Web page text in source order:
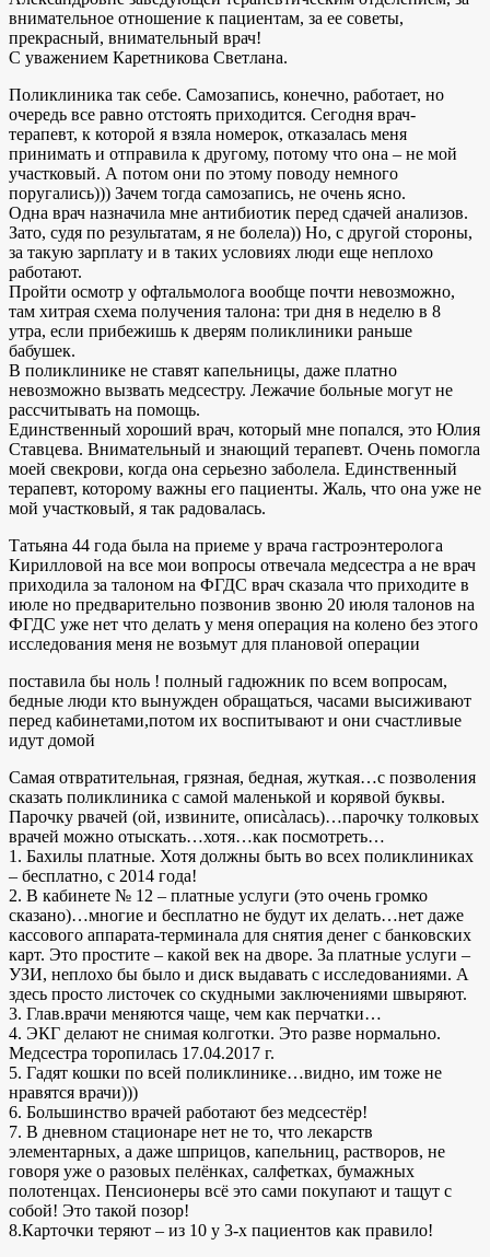
внимательное отношение к пациентам, за ее советы,
прекрасный, внимательный врач!
С уважением Каретникова Светлана.
Поликлиника так себе. Самозапись, конечно, работает, но
очередь все равно отстоять приходится. Сегодня врач-
терапевт, к которой я взяла номерок, отказалась меня
принимать и отправила к другому, потому что она – не мой
участковый. А потом они по этому поводу немного
поругались))) Зачем тогда самозапись, не очень ясно.
Одна врач назначила мне антибиотик перед сдачей анализов.
Зато, судя по результатам, я не болела)) Но, с другой стороны,
за такую зарплату и в таких условиях люди еще неплохо
работают.
Пройти осмотр у офтальмолога вообще почти невозможно,
там хитрая схема получения талона: три дня в неделю в 8
утра, если прибежишь к дверям поликлиники раньше
бабушек.
В поликлинике не ставят капельницы, даже платно
невозможно вызвать медсестру. Лежачие больные могут не
рассчитывать на помощь.
Единственный хороший врач, который мне попался, это Юлия
Ставцева. Внимательный и знающий терапевт. Очень помогла
моей свекрови, когда она серьезно заболела. Единственный
терапевт, которому важны его пациенты. Жаль, что она уже не
мой участковый, я так радовалась.
Татьяна 44 года была на приеме у врача гастроэнтеролога
Кирилловой на все мои вопросы отвечала медсестра а не врач
приходила за талоном на ФГДС врач сказала что приходите в
июле но предварительно позвонив звоню 20 июля талонов на
ФГДС уже нет что делать у меня операция на колено без этого
исследования меня не возьмут для плановой операции
поставила бы ноль ! полный гадюжник по всем вопросам,
бедные люди кто вынужден обращаться, часами высиживают
перед кабинетами,потом их воспитывают и они счастливые
идут домой
Самая отвратительная, грязная, бедная, жуткая…с позволения
сказать поликлиника с самой маленькой и корявой буквы.
Парочку рвачей (ой, извините, описàлась)…парочку толковых
врачей можно отыскать…хотя…как посмотреть…
1. Бахилы платные. Хотя должны быть во всех поликлиниках
– бесплатно, с 2014 года!
2. В кабинете № 12 – платные услуги (это очень громко
сказано)…многие и бесплатно не будут их делать…нет даже
кассового аппарата-терминала для снятия денег с банковских
карт. Это простите – какой век на дворе. За платные услуги –
УЗИ, неплохо бы было и диск выдавать с исследованиями. А
здесь просто листочек со скудными заключениями швыряют.
3. Глав.врачи меняются чаще, чем как перчатки…
4. ЭКГ делают не снимая колготки. Это разве нормально.
Медсестра торопилась 17.04.2017 г.
5. Гадят кошки по всей поликлинике…видно, им тоже не
нравятся врачи)))
6. Большинство врачей работают без медсестёр!
7. В дневном стационаре нет не то, что лекарств
элементарных, а даже шприцов, капельниц, растворов, не
говоря уже о разовых пелёнках, салфетках, бумажных
полотенцах. Пенсионеры всё это сами покупают и тащут с
собой! Это такой позор!
8.Карточки теряют – из 10 у 3-х пациентов как правило!